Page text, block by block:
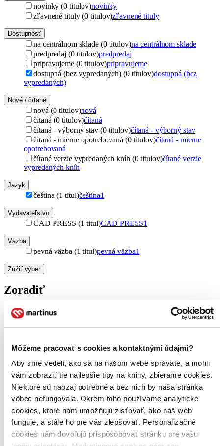
Môžeme pracovať s cookies a kontaktnými údajmi?
Aby sme vedeli, ako sa na našom webe správate, a mohli
vám zobraziť tie najlepšie tipy na knihy, zbierame cookies.
Niektoré sú naozaj potrebné a bez nich by naša stránka
vôbec nefungovala. Okrem toho používame analytické
cookies, ktoré nám umožňujú zisťovať, ako náš web
funguje, a stále ho pre vás zlepšovať. Personalizačné
cookies nám dovoľujú prispôsobovať stránku pre vašu
novinky (0 titulov)novinky
zľavnené tituly (0 titulov)zľavnené tituly
Dostupnosť
na centrálnom sklade (0 titulov)na centrálnom sklade
predpredaj (0 titulov)predpredaj
pripravujeme (0 titulov)pripravujeme
dostupná (bez vypredaných) (0 titulov)dostupná (bez
vypredaných)
Nové / čítané
nová (0 titulov)nová
čítaná (0 titulov)čítaná
čítaná - výborný stav (0 titulov)čítaná - výborný stav
čítaná - mierne opotrebovaná (0 titulov)čítaná - mierne
opotrebovaná
čítané verzie vypredaných kníh (0 titulov)čítané verzie
vypredaných kníh
Jazyk
čeština (1 titul)čeština1
Vydavateľstvo
CAD PRESS (1 titul)CAD PRESS1
Väzba
pevná väzba (1 titul)pevná väzba1
Zúžiť výber
Zoradiť
Top hodnotené
Novinky
Najdrahšie
Najlacnejšie
Najvyššia zľava
Použité filtre
Zrušiť filtre
V českom jazykudostupné